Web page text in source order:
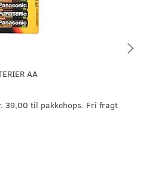
AA
39,00 til pakkehops. Fri fragt